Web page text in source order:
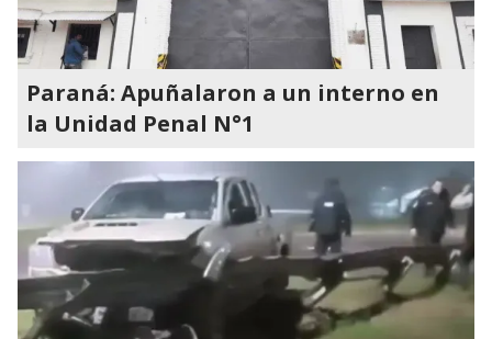
Paraná: Apuñalaron a un interno en
la Unidad Penal N°1